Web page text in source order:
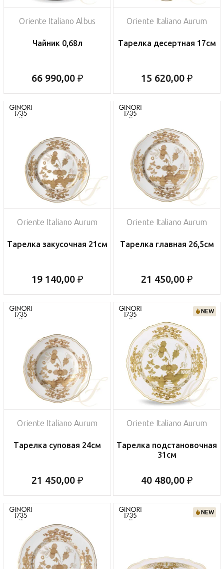
Oriente Italiano Albus
Чайник 0,68л
66 990,00 ₽
Oriente Italiano Aurum
Тарелка десертная 17см
15 620,00 ₽
Oriente Italiano Aurum
Тарелка закусочная 21см
19 140,00 ₽
Oriente Italiano Aurum
Тарелка главная 26,5см
21 450,00 ₽
Oriente Italiano Aurum
Тарелка суповая 24см
21 450,00 ₽
NEW
Oriente Italiano Aurum
Тарелка подстановочная
31см
40 480,00 ₽
NEW